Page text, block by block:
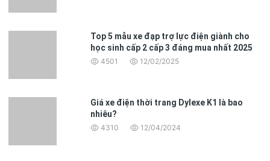
Top 5 mẫu xe đạp trợ lực điện giành cho
học sinh cấp 2 cấp 3 đáng mua nhất 2025
4501 12/02/2025
Giá xe điện thời trang Dylexe K1 là bao
nhiêu?
4310 12/04/2024